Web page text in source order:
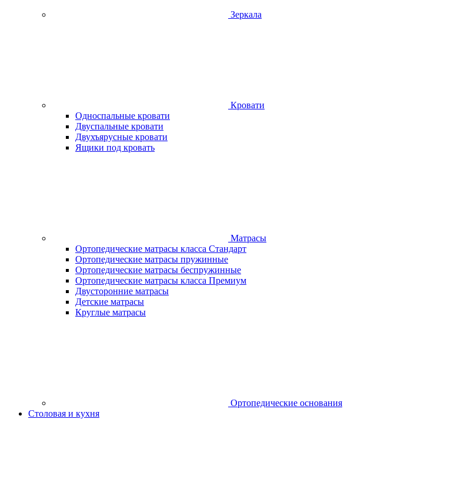
Зеркала
Кровати
Односпальные кровати
Двуспальные кровати
Двухъярусные кровати
Ящики под кровать
Матрасы
Ортопедические матрасы класса Стандарт
Ортопедические матрасы пружинные
Ортопедические матрасы беспружинные
Ортопедические матрасы класса Премиум
Двусторонние матрасы
Детские матрасы
Круглые матрасы
Ортопедические основания
Столовая и кухня